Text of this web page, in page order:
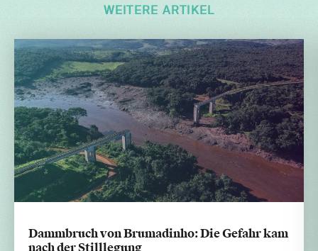
WEITERE ARTIKEL
Dammbruch von Brumadinho: Die Gefahr kam
nach der Stilllegung